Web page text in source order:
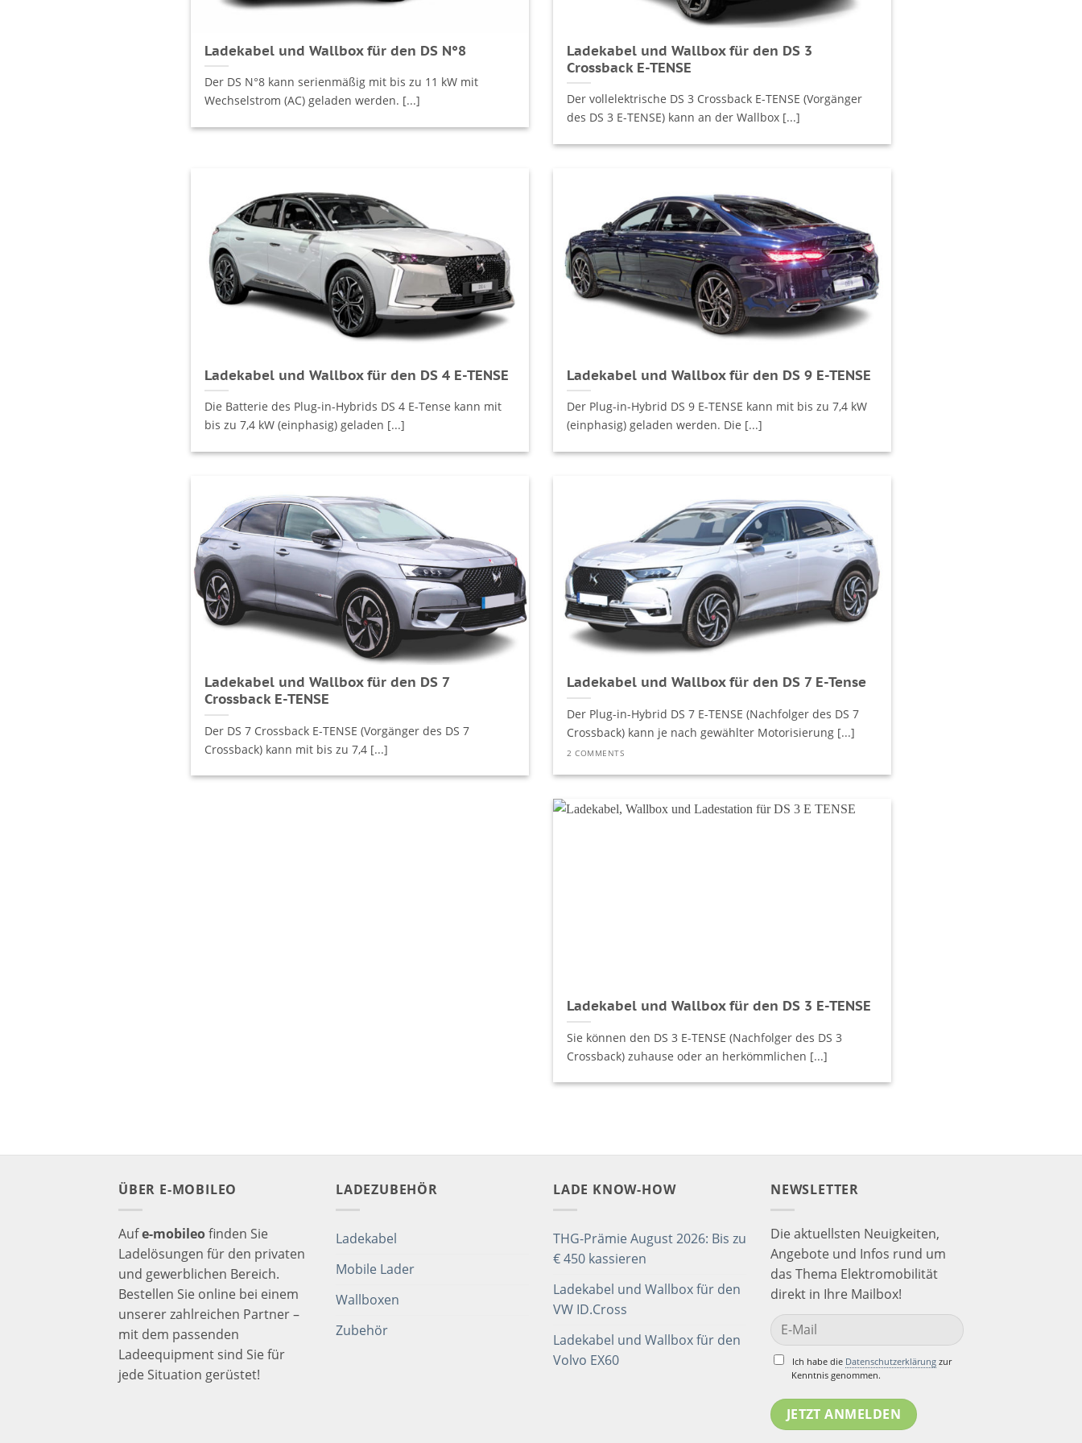
Ladekabel und Wallbox für den DS N°8
Der DS N°8 kann serienmäßig mit bis zu 11 kW mit
Wechselstrom (AC) geladen werden. [...]
Ladekabel und Wallbox für den DS 3
Crossback E-TENSE
Der vollelektrische DS 3 Crossback E-TENSE (Vorgänger
des DS 3 E-TENSE) kann an der Wallbox [...]
Ladekabel und Wallbox für den DS 4 E-TENSE
Die Batterie des Plug-in-Hybrids DS 4 E-Tense kann mit
bis zu 7,4 kW (einphasig) geladen [...]
Ladekabel und Wallbox für den DS 9 E-TENSE
Der Plug-in-Hybrid DS 9 E-TENSE kann mit bis zu 7,4 kW
(einphasig) geladen werden. Die [...]
Ladekabel und Wallbox für den DS 7
Crossback E-TENSE
Der DS 7 Crossback E-TENSE (Vorgänger des DS 7
Crossback) kann mit bis zu 7,4 [...]
Ladekabel und Wallbox für den DS 7 E-Tense
Der Plug-in-Hybrid DS 7 E-TENSE (Nachfolger des DS 7
Crossback) kann je nach gewählter Motorisierung [...]
2 COMMENTS
Ladekabel und Wallbox für den DS 3 E-TENSE
Sie können den DS 3 E-TENSE (Nachfolger des DS 3
Crossback) zuhause oder an herkömmlichen [...]
ÜBER E-MOBILEO
Aufe-mobileofinden Sie
Ladelösungen für den privaten
und gewerblichen Bereich.
Bestellen Sie online bei einem
unserer zahlreichen Partner –
mit dem passenden
Ladeequipment sind Sie für
jede Situation gerüstet!
LADEZUBEHÖR
Ladekabel
Mobile Lader
Wallboxen
Zubehör
LADE KNOW-HOW
THG-Prämie August 2026: Bis zu
€ 450 kassieren
Ladekabel und Wallbox für den
VW ID.Cross
Ladekabel und Wallbox für den
Volvo EX60
NEWSLETTER
Die aktuellsten Neuigkeiten,
Angebote und Infos rund um
das Thema Elektromobilität
direkt in Ihre Mailbox!
Ich habe die Datenschutzerklärungzur
Kenntnis genommen.